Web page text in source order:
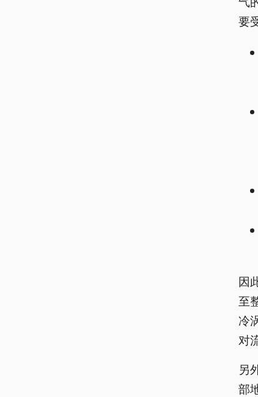
要
因
至
冷
对
另
部